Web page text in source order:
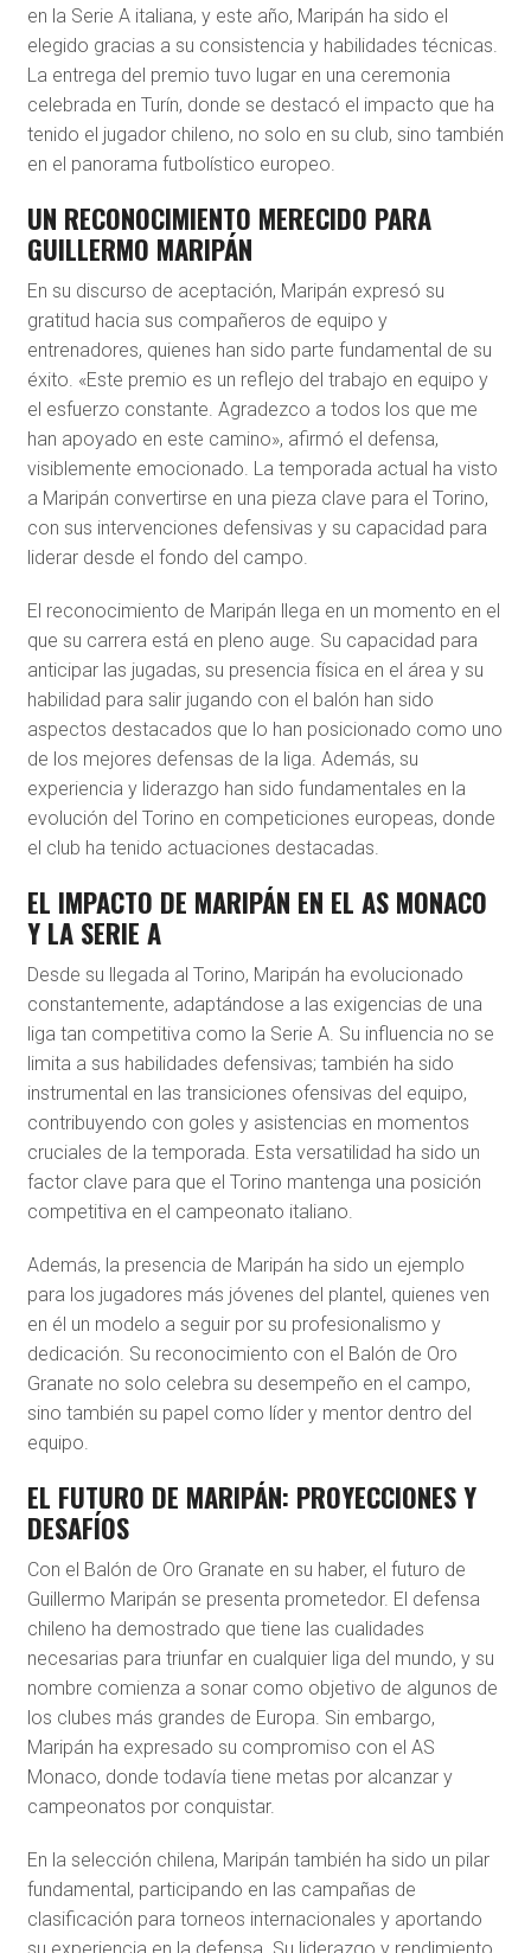
en la Serie A italiana, y este año, Maripán ha sido el
elegido gracias a su consistencia y habilidades técnicas.
La entrega del premio tuvo lugar en una ceremonia
celebrada en Turín, donde se destacó el impacto que ha
tenido el jugador chileno, no solo en su club, sino también
en el panorama futbolístico europeo.
UN RECONOCIMIENTO MERECIDO PARA
GUILLERMO MARIPÁN
En su discurso de aceptación, Maripán expresó su
gratitud hacia sus compañeros de equipo y
entrenadores, quienes han sido parte fundamental de su
éxito. «Este premio es un reflejo del trabajo en equipo y
el esfuerzo constante. Agradezco a todos los que me
han apoyado en este camino», afirmó el defensa,
visiblemente emocionado. La temporada actual ha visto
a Maripán convertirse en una pieza clave para el Torino,
con sus intervenciones defensivas y su capacidad para
liderar desde el fondo del campo.
El reconocimiento de Maripán llega en un momento en el
que su carrera está en pleno auge. Su capacidad para
anticipar las jugadas, su presencia física en el área y su
habilidad para salir jugando con el balón han sido
aspectos destacados que lo han posicionado como uno
de los mejores defensas de la liga. Además, su
experiencia y liderazgo han sido fundamentales en la
evolución del Torino en competiciones europeas, donde
el club ha tenido actuaciones destacadas.
EL IMPACTO DE MARIPÁN EN EL AS MONACO
Y LA SERIE A
Desde su llegada al Torino, Maripán ha evolucionado
constantemente, adaptándose a las exigencias de una
liga tan competitiva como la Serie A. Su influencia no se
limita a sus habilidades defensivas; también ha sido
instrumental en las transiciones ofensivas del equipo,
contribuyendo con goles y asistencias en momentos
cruciales de la temporada. Esta versatilidad ha sido un
factor clave para que el Torino mantenga una posición
competitiva en el campeonato italiano.
Además, la presencia de Maripán ha sido un ejemplo
para los jugadores más jóvenes del plantel, quienes ven
en él un modelo a seguir por su profesionalismo y
dedicación. Su reconocimiento con el Balón de Oro
Granate no solo celebra su desempeño en el campo,
sino también su papel como líder y mentor dentro del
equipo.
EL FUTURO DE MARIPÁN: PROYECCIONES Y
DESAFÍOS
Con el Balón de Oro Granate en su haber, el futuro de
Guillermo Maripán se presenta prometedor. El defensa
chileno ha demostrado que tiene las cualidades
necesarias para triunfar en cualquier liga del mundo, y su
nombre comienza a sonar como objetivo de algunos de
los clubes más grandes de Europa. Sin embargo,
Maripán ha expresado su compromiso con el AS
Monaco, donde todavía tiene metas por alcanzar y
campeonatos por conquistar.
En la selección chilena, Maripán también ha sido un pilar
fundamental, participando en las campañas de
clasificación para torneos internacionales y aportando